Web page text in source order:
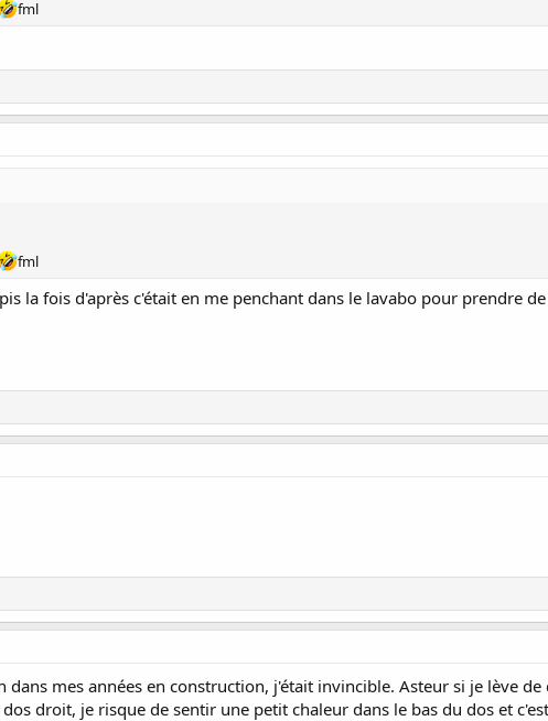
fml
fml
la fois d'après c'était en me penchant dans le lavabo pour prendre
mes années en construction, j'était invincible. Asteur si je lève de
droit, je risque de sentir une petit chaleur dans le bas du dos et